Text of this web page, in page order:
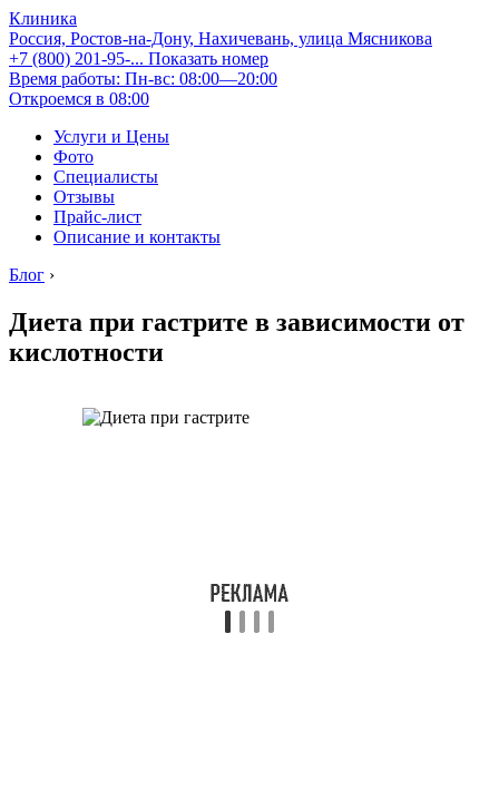
Клиника
Россия, Ростов-на-Дону, Нахичевань, улица Мясникова
+7 (800) 201-95-... Показать номер
Время работы: Пн-вс: 08:00—20:00
Откроемся в 08:00
Услуги и Цены
Фото
Специалисты
Отзывы
Прайс-лист
Описание и контакты
Блог ›
Диета при гастрите в зависимости от
кислотности